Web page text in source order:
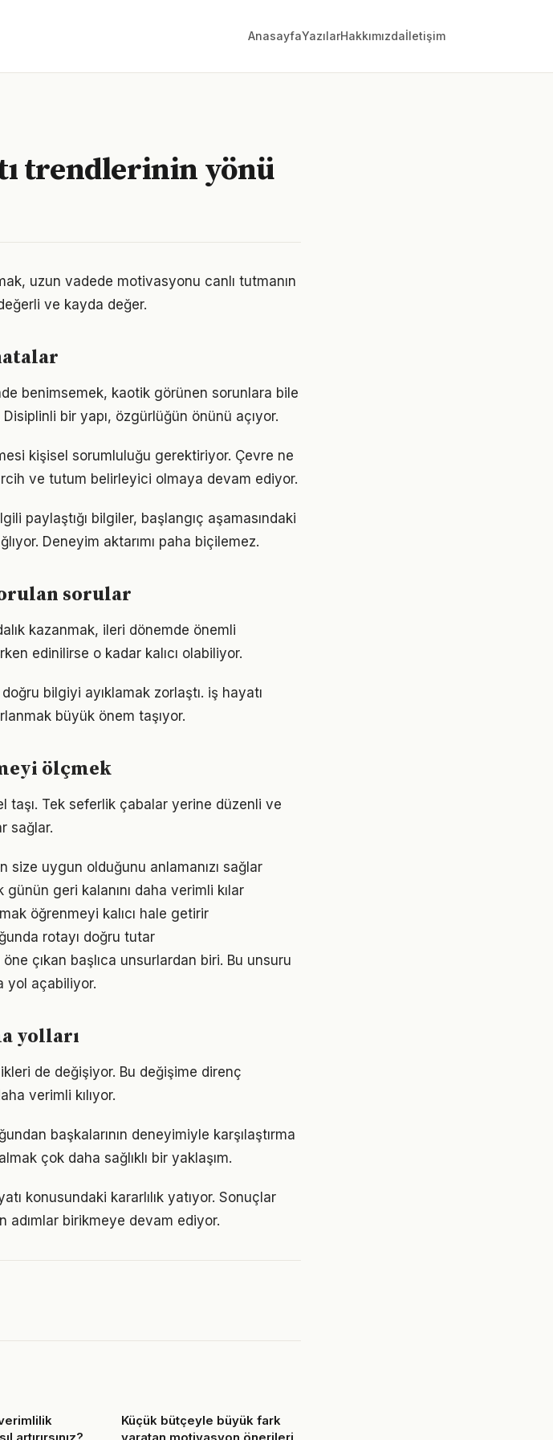
AnasayfaYazılarHakkımızdaİletişim
trendlerinin yönü
uzun vadede motivasyonu canlı tutmanın
ve kayda değer.
benimsemek, kaotik görünen sorunlara bile
bir yapı, özgürlüğün önünü açıyor.
kişisel sorumluluğu gerektiriyor. Çevre ne
ve tutum belirleyici olmaya devam ediyor.
paylaştığı bilgiler, başlangıç aşamasındaki
Deneyim aktarımı paha biçilemez.
sorular
kazanmak, ileri dönemde önemli
edinilirse o kadar kalıcı olabiliyor.
bilgiyi ayıklamak zorlaştı. iş hayatı
büyük önem taşıyor.
ölçmek
taşı. Tek seferlik çabalar yerine düzenli ve
sağlar.
size uygun olduğunu anlamanızı sağlar
geri kalanını daha verimli kılar
öğrenmeyi kalıcı hale getirir
rotayı doğru tutar
çıkan başlıca unsurlardan biri. Bu unsuru
yol açabiliyor.
yolları
de değişiyor. Bu değişime direnç
verimli kılıyor.
başkalarının deneyimiyle karşılaştırma
çok daha sağlıklı bir yaklaşım.
konusundaki kararlılık yatıyor. Sonuçlar
adımlar birikmeye devam ediyor.
Küçük bütçeyle büyük fark